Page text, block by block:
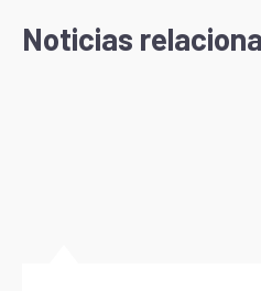
Noticias